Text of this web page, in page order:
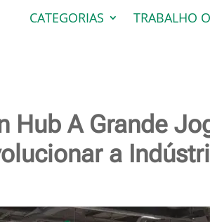
CATEGORIAS TRABALHO
Hub A Grande
a